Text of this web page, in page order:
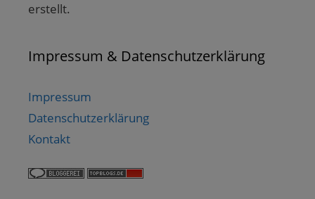
erstellt.
Impressum & Datenschutzerklärung
Impressum
Datenschutzerklärung
Kontakt